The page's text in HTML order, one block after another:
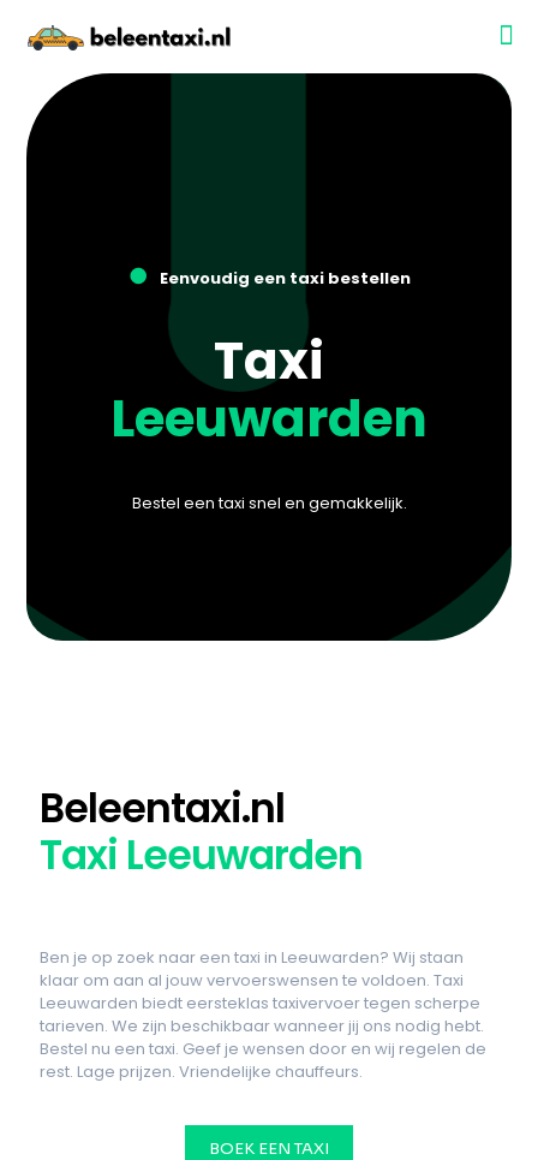
● Eenvoudig een taxi bestellen
Taxi
Leeuwarden
Bestel een taxi snel en gemakkelijk.
Beleentaxi.nl
Taxi Leeuwarden
Ben je op zoek naar een taxi in Leeuwarden? Wij staan
klaar om aan al jouw vervoerswensen te voldoen. Taxi
Leeuwarden biedt eersteklas taxivervoer tegen scherpe
tarieven. We zijn beschikbaar wanneer jij ons nodig hebt.
Bestel nu een taxi. Geef je wensen door en wij regelen de
rest. Lage prijzen. Vriendelijke chauffeurs.
BOEK EEN TAXI